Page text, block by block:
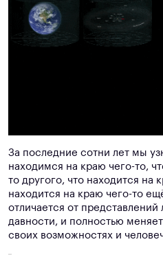
За последние сотни лет мы
находимся на краю чего-то,
то другого, что находится на
находится на краю чего-то
отличается от
давности, и полностью
своих возможностях и